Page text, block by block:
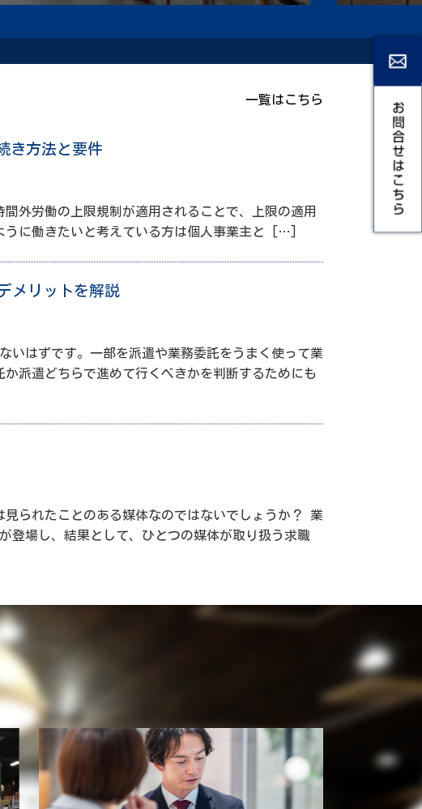
一覧はこちら
き方法と要件
外労働の上限規制が適用されることで、上限の適用
うに働きたいと考えている方は個人事業主と […]
メリットを解説
いはずです。一部を派遣や業務委託をうまく使って業
派遣どちらで進めて行くべきかを判断するためにも
られたことのある媒体なのではないでしょうか？ 業
登場し、結果として、ひとつの媒体が取り扱う求職